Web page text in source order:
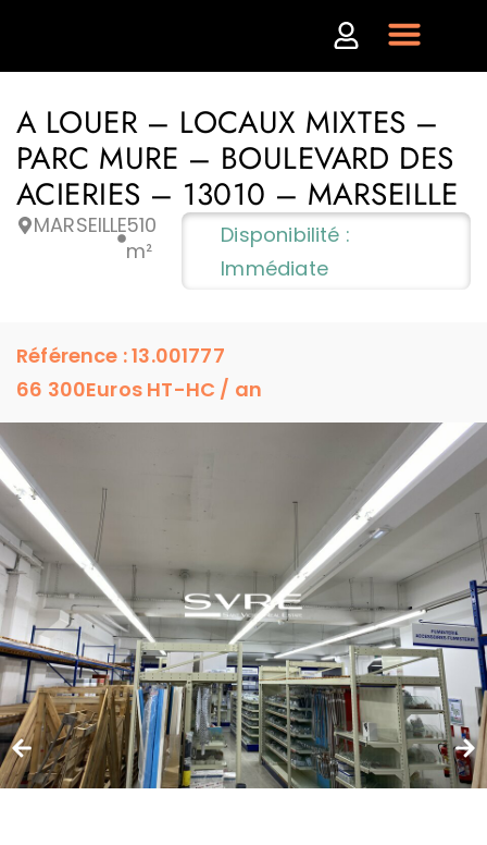
A LOUER – LOCAUX MIXTES –
PARC MURE – BOULEVARD DES
ACIERIES – 13010 – MARSEILLE
MARSEILLE510
m²
Disponibilité :
Immédiate
66 300Euros HT-HC / an
Référence : 13.001777